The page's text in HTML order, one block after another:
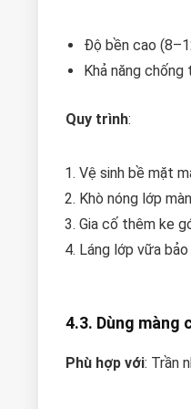
Độ bền cao
Khả năng
Quy trình:
Vệ sinh bề mặt
Khò nóng lớp
Gia cố thêm ke
Láng lớp vữa
4.3. Dùng màng
Phù hợp với: Trần